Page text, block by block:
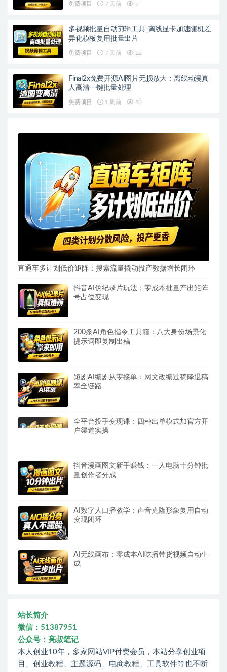
免费项目 7 天前 9
多视频批量自动剪辑工具_离线显卡加速随机差
异化模板复用批量出片
免费项目 7 天前 22
Final2x免费开源AI图片无损放大：离线动漫真
人高清一键批量处理
免费项目 1 周前 10
直通车多计划低价矩阵：搜索流量撬动投产数据增长闭环
抖音AI伪纪录片玩法：零成本批量产出矩阵
号占位变现
200条AI角色指令工具箱：八大身份场景化
提示词即复制出稿
短剧AI编剧从零接单：网文改编过稿降退稿
率全链路
全平台投手变现课：四种出单模式加官方开
户渠道实操
抖音漫画图文新手赚钱：一人电脑十分钟批
量创作者分成
AI数字人口播教学：声音克隆形象复用自动
变现闭环
AI无线画布：零成本AI吃播带货视频自动生
成
站长简介
微信：51387951
公众号：亮叔笔记
本人创业10年，多家网站VIP付费会员，本站分享创业项
目、创业教程、主题源码、电商教程、工具软件等也不断